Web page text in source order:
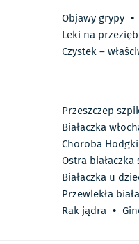
Objawy grypy •
Leki na
Czystek –
Przeszczep
Białaczka
Choroba
Ostra
Białaczka u
Przewlekła
Rak jądra •